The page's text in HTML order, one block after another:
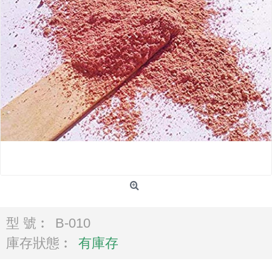
型 號︰
B-010
庫存狀態︰
有庫存